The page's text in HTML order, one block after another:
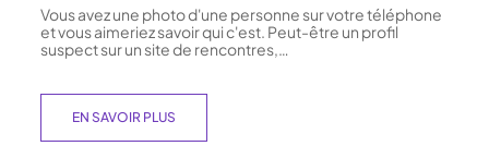
Vous avez une photo d'une personne sur votre téléphone
et vous aimeriez savoir qui c'est. Peut-être un profil
suspect sur un site de rencontres,…
EN SAVOIR PLUS